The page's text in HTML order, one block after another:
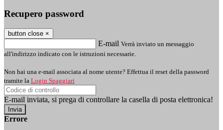
Recupero password
button close ×
E-mail Verrà inviato un messaggio
all'indirizzo indicato con le istruzioni necessarie.
Non hai una e-mail associata al nome utente? Effettua il reset della password
tramite la Login Spaggiari
E-mail inviata, si prega di controllare la casella di posta elettronica!
Errore